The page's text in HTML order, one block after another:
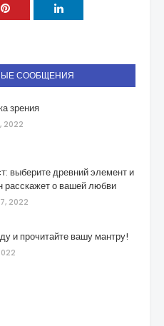
СООБЩЕНИЯ
зрения
2022
выберите древний элемент и
расскажет о вашей любви
2022
и прочитайте вашу мантру!